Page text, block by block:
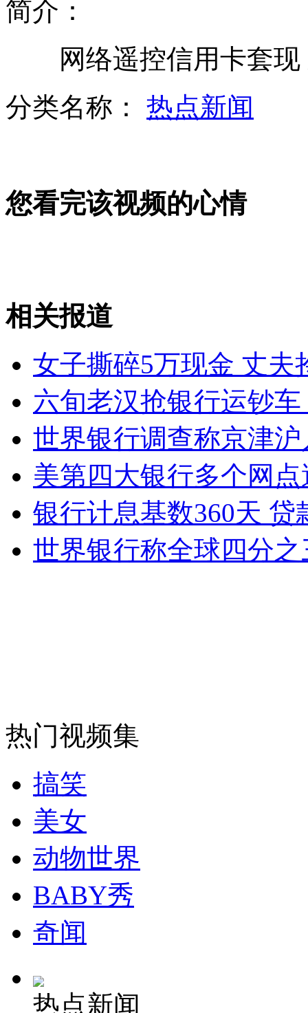
美国小伙南京街头与乞丐分享薯条
女孩北京地铁殴打老人 痛下狠手拳打脚踢
无痛分娩是否安全 医生回应
外交部：反对强权政治霸凌主义
外交部：有关国家言论片面不公正
纽约上演“枕头大战”
司机酒驾遇交警 急速倒车逃窜
简介：
网络遥控信用卡套现
分类名称： 热点新闻
您看完该视频的心情
相关报道
女子撕碎5万现金 丈夫
六旬老汉抢银行运钞
世界银行调查称京津
美第四大银行多个网
银行计息基数360天 贷
世界银行称全球四分
热门视频集
搞笑
美女
动物世界
BABY秀
奇闻
热点新闻